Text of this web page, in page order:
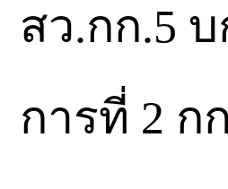
สว.กก.5
การที่ 2 ก